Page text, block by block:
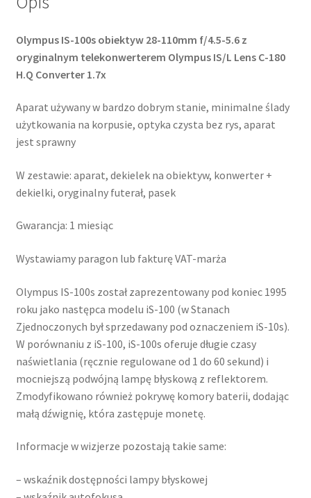
C-
Olympus IS-100s obiektyw 28-110mm f/4.5-5.6 z
oryginalnym telekonwerterem Olympus IS/L Lens C-180
H.Q Converter 1.7x
Aparat używany w bardzo dobrym stanie, minimalne ślady
użytkowania na korpusie, optyka czysta bez rys, aparat
jest sprawny
W zestawie: aparat, dekielek na obiektyw, konwerter +
dekielki, oryginalny futerał, pasek
Gwarancja: 1 miesiąc
Wystawiamy paragon lub fakturę VAT-marża
Olympus IS-100s został zaprezentowany pod koniec 1995
roku jako następca modelu iS-100 (w Stanach
Zjednoczonych był sprzedawany pod oznaczeniem iS-10s).
W porównaniu z iS-100, iS-100s oferuje długie czasy
naświetlania (ręcznie regulowane od 1 do 60 sekund) i
mocniejszą podwójną lampę błyskową z reflektorem.
Zmodyfikowano również pokrywę komory baterii, dodając
małą dźwignię, która zastępuje monetę.
Informacje w wizjerze pozostają takie same:
– wskaźnik dostępności lampy błyskowej